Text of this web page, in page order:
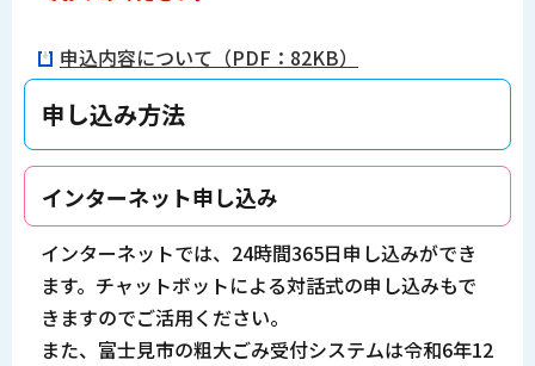
申込内容について（PDF：82KB）
申し込み方法
インターネット申し込み
インターネットでは、24時間365日申し込みができ
ます。チャットボットによる対話式の申し込みもで
きますのでご活用ください。
また、富士見市の粗大ごみ受付システムは令和6年12